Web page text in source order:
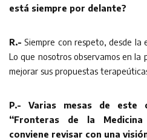
está siempre por delante?
R.-Siempre con respeto, desde
Lo que nosotros observamos en
mejorar sus propuestas
P.- Varias mesas de este
“Fronteras de la
conviene revisar con una